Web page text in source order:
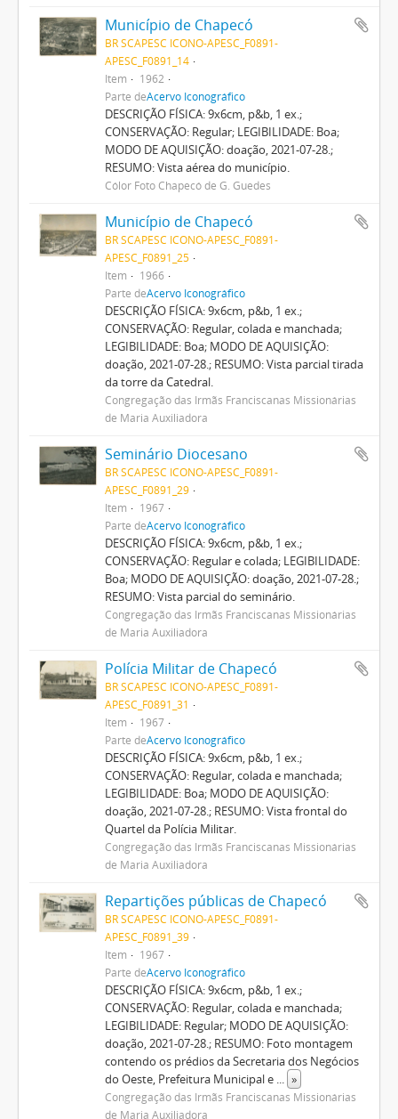
Município de Chapecó
BR SCAPESC ICONO-APESC_F0891-
APESC_F0891_14
Item
1962
Parte deAcervo Iconográfico
DESCRIÇÃO FÍSICA: 9x6cm, p&b, 1 ex.;
CONSERVAÇÃO: Regular; LEGIBILIDADE: Boa;
MODO DE AQUISIÇÃO: doação, 2021-07-28.;
RESUMO: Vista aérea do município.
Cólor Foto Chapecó de G. Guedes
Município de Chapecó
BR SCAPESC ICONO-APESC_F0891-
APESC_F0891_25
Item
1966
Parte deAcervo Iconográfico
DESCRIÇÃO FÍSICA: 9x6cm, p&b, 1 ex.;
CONSERVAÇÃO: Regular, colada e manchada;
LEGIBILIDADE: Boa; MODO DE AQUISIÇÃO:
doação, 2021-07-28.; RESUMO: Vista parcial tirada
da torre da Catedral.
Congregação das Irmãs Franciscanas Missionárias
de Maria Auxiliadora
Seminário Diocesano
BR SCAPESC ICONO-APESC_F0891-
APESC_F0891_29
Item
1967
Parte deAcervo Iconográfico
DESCRIÇÃO FÍSICA: 9x6cm, p&b, 1 ex.;
CONSERVAÇÃO: Regular e colada; LEGIBILIDADE:
Boa; MODO DE AQUISIÇÃO: doação, 2021-07-28.;
RESUMO: Vista parcial do seminário.
Congregação das Irmãs Franciscanas Missionárias
de Maria Auxiliadora
Polícia Militar de Chapecó
BR SCAPESC ICONO-APESC_F0891-
APESC_F0891_31
Item
1967
Parte deAcervo Iconográfico
DESCRIÇÃO FÍSICA: 9x6cm, p&b, 1 ex.;
CONSERVAÇÃO: Regular, colada e manchada;
LEGIBILIDADE: Boa; MODO DE AQUISIÇÃO:
doação, 2021-07-28.; RESUMO: Vista frontal do
Quartel da Polícia Militar.
Congregação das Irmãs Franciscanas Missionárias
de Maria Auxiliadora
Repartições públicas de Chapecó
BR SCAPESC ICONO-APESC_F0891-
APESC_F0891_39
Item
1967
Parte deAcervo Iconográfico
DESCRIÇÃO FÍSICA: 9x6cm, p&b, 1 ex.;
CONSERVAÇÃO: Regular, colada e manchada;
LEGIBILIDADE: Regular; MODO DE AQUISIÇÃO:
doação, 2021-07-28.; RESUMO: Foto montagem
contendo os prédios da Secretaria dos Negócios
do Oeste, Prefeitura Municipal e ... »
Congregação das Irmãs Franciscanas Missionárias
de Maria Auxiliadora